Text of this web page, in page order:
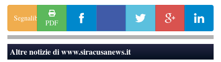
Segnalibro
PDF
Altre notizie diwww.siracusanews.it